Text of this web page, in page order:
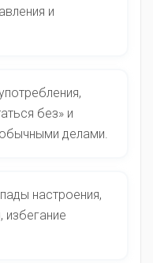
и
без» и
делами.
настроения,
избегание